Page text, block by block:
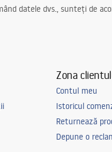
datele dvs., sunteți de
Zona
Contul meu
Istoricul
Returnează
Depune o